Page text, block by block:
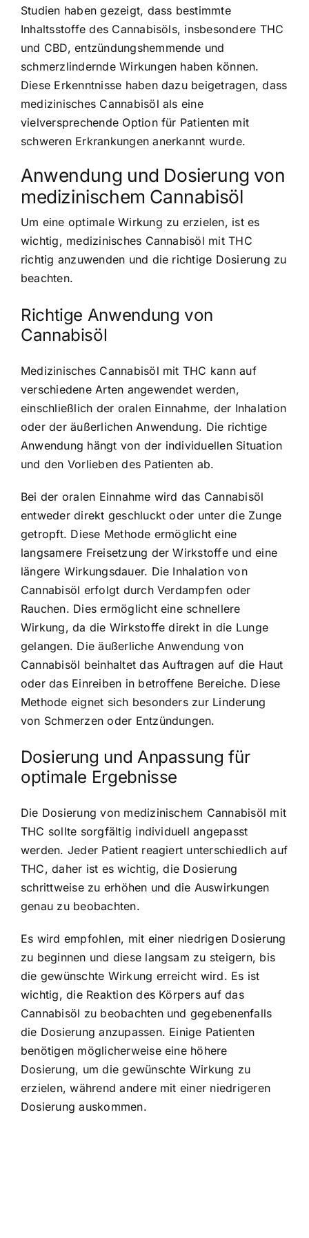
Studien haben gezeigt, dass bestimmte
Inhaltsstoffe des Cannabisöls, insbesondere THC
und CBD, entzündungshemmende und
schmerzlindernde Wirkungen haben können.
Diese Erkenntnisse haben dazu beigetragen, dass
medizinisches Cannabisöl als eine
vielversprechende Option für Patienten mit
schweren Erkrankungen anerkannt wurde.
Anwendung und Dosierung von
medizinischem Cannabisöl
Um eine optimale Wirkung zu erzielen, ist es
wichtig, medizinisches Cannabisöl mit THC
richtig anzuwenden und die richtige Dosierung zu
beachten.
Richtige Anwendung von
Cannabisöl
Medizinisches Cannabisöl mit THC kann auf
verschiedene Arten angewendet werden,
einschließlich der oralen Einnahme, der Inhalation
oder der äußerlichen Anwendung. Die richtige
Anwendung hängt von der individuellen Situation
und den Vorlieben des Patienten ab.
Bei der oralen Einnahme wird das Cannabisöl
entweder direkt geschluckt oder unter die Zunge
getropft. Diese Methode ermöglicht eine
langsamere Freisetzung der Wirkstoffe und eine
längere Wirkungsdauer. Die Inhalation von
Cannabisöl erfolgt durch Verdampfen oder
Rauchen. Dies ermöglicht eine schnellere
Wirkung, da die Wirkstoffe direkt in die Lunge
gelangen. Die äußerliche Anwendung von
Cannabisöl beinhaltet das Auftragen auf die Haut
oder das Einreiben in betroffene Bereiche. Diese
Methode eignet sich besonders zur Linderung
von Schmerzen oder Entzündungen.
Dosierung und Anpassung für
optimale Ergebnisse
Die Dosierung von medizinischem Cannabisöl mit
THC sollte sorgfältig individuell angepasst
werden. Jeder Patient reagiert unterschiedlich auf
THC, daher ist es wichtig, die Dosierung
schrittweise zu erhöhen und die Auswirkungen
genau zu beobachten.
Es wird empfohlen, mit einer niedrigen Dosierung
zu beginnen und diese langsam zu steigern, bis
die gewünschte Wirkung erreicht wird. Es ist
wichtig, die Reaktion des Körpers auf das
Cannabisöl zu beobachten und gegebenenfalls
die Dosierung anzupassen. Einige Patienten
benötigen möglicherweise eine höhere
Dosierung, um die gewünschte Wirkung zu
erzielen, während andere mit einer niedrigeren
Dosierung auskommen.